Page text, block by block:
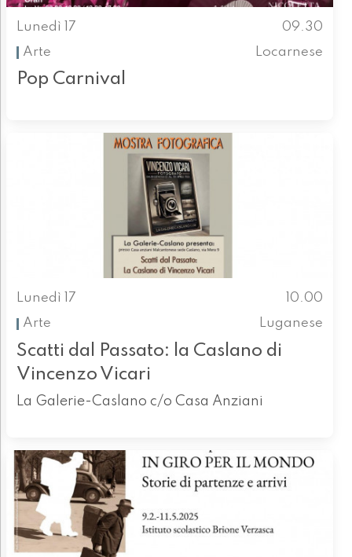
Lunedì 17
09.30
Arte
Locarnese
Pop Carnival
Lunedì 17
10.00
Arte
Luganese
Scatti dal Passato: la Caslano di
Vincenzo Vicari
La Galerie-Caslano c/o Casa Anziani